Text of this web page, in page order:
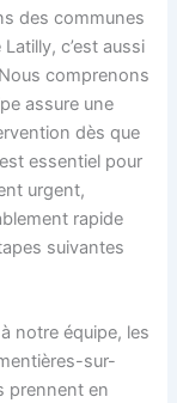
des communes
c’est aussi
comprenons
assure une
dès que
essentiel pour
urgent,
rapide
suivantes
notre équipe, les
sur-
prennent en